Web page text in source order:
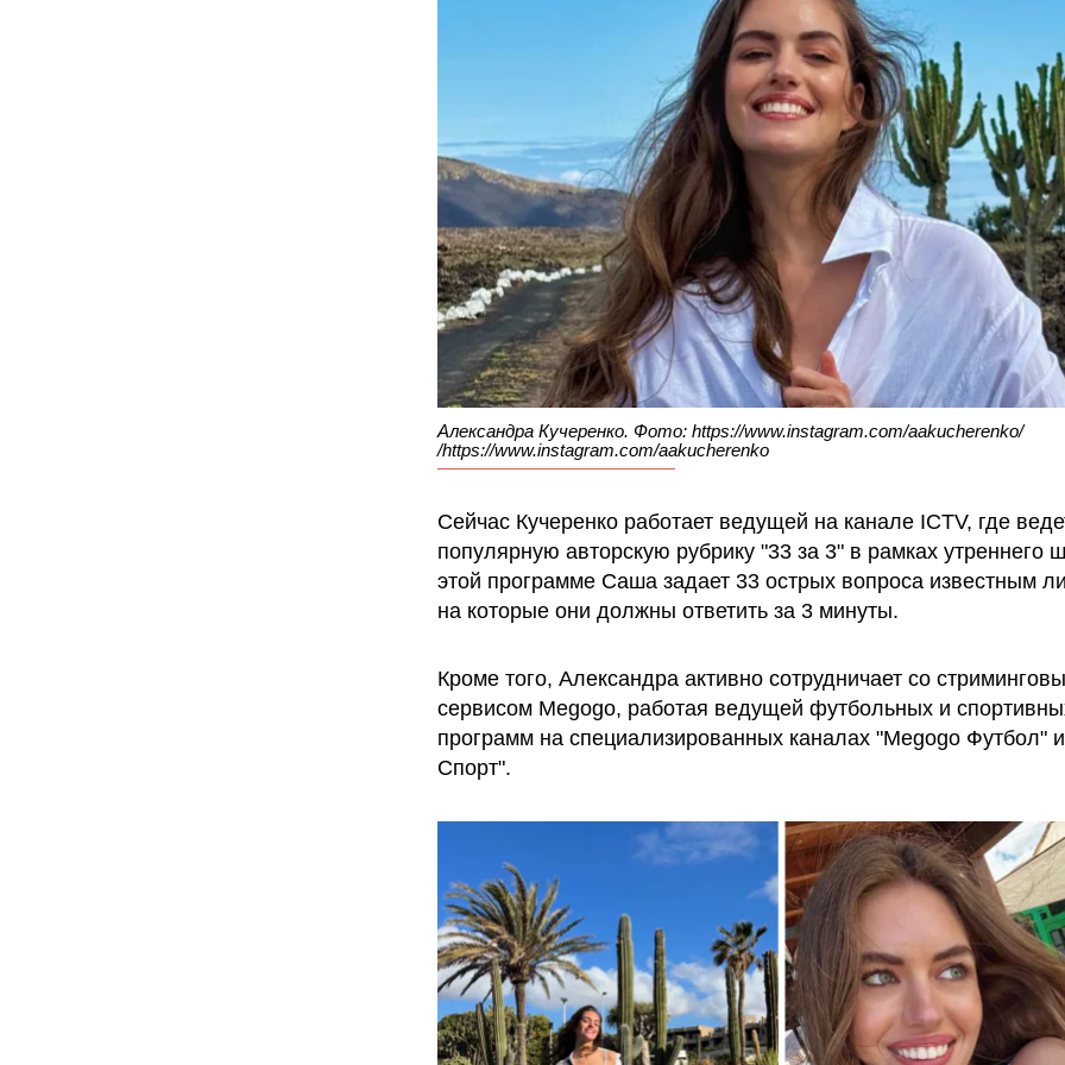
Александра Кучеренко. Фото: https://www.instagram.com/aakucherenko/
/https://www.instagram.com/aakucherenko
Сейчас Кучеренко работает ведущей на канале ICTV, где
популярную авторскую рубрику "33 за 3" в рамках утреннего
этой программе Саша задает 33 острых вопроса известным
на которые они должны ответить за 3 минуты.
Кроме того, Александра активно сотрудничает со
сервисом Megogo, работая ведущей футбольных и
программ на специализированных каналах "Megogo Футбол"
Спорт".